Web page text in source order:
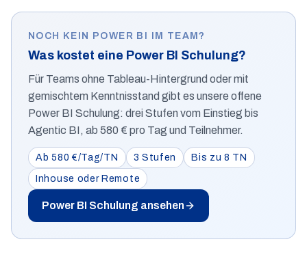
NOCH KEIN POWER BI IM TEAM?
Was kostet eine Power BI Schulung?
Für Teams ohne Tableau-Hintergrund oder mit
gemischtem Kenntnisstand gibt es unsere offene
Power BI Schulung: drei Stufen vom Einstieg bis
Agentic BI, ab 580 € pro Tag und Teilnehmer.
Ab 580 €/Tag/TN 3 Stufen Bis zu 8 TN
Inhouse oder Remote
Power BI Schulung ansehen